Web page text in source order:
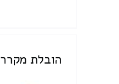
הובלת מקרר